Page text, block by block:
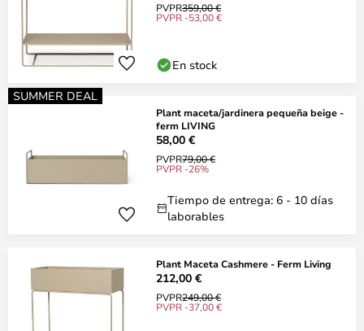
PVPR359,00 €
PVPR -53,00 €
En stock
SUMMER DEAL
Plant maceta/jardinera pequeña beige -
ferm LIVING
58,00 €
PVPR79,00 €
PVPR -26%
Tiempo de entrega: 6 - 10 días
laborables
Plant Maceta Cashmere - Ferm Living
212,00 €
PVPR249,00 €
PVPR -37,00 €